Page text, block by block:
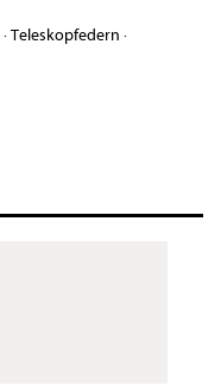
·Teleskopfedern ·